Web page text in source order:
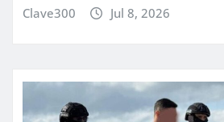
Clave300 Jul 8, 2026